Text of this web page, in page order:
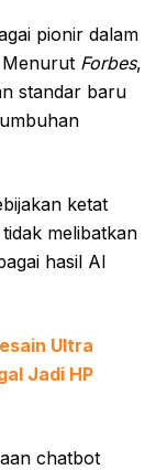
pionir dalam
Menurut Forbes,
standar baru
ketat
melibatkan
hasil AI
Ultra
Jadi HP
chatbot